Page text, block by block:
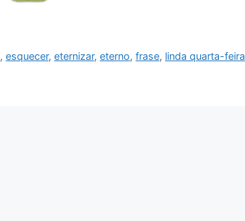
,esquecer,eternizar,eterno,frase, linda quarta-feira